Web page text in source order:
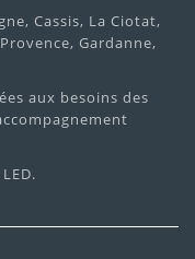
Cassis, La Ciotat,
Gardanne,
aux besoins des